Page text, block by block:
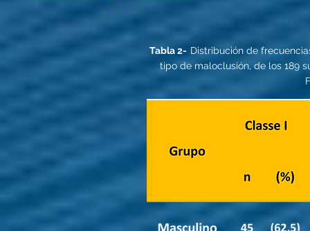
Tabla 2- Distribución de
tipo de maloclusión, de los 189